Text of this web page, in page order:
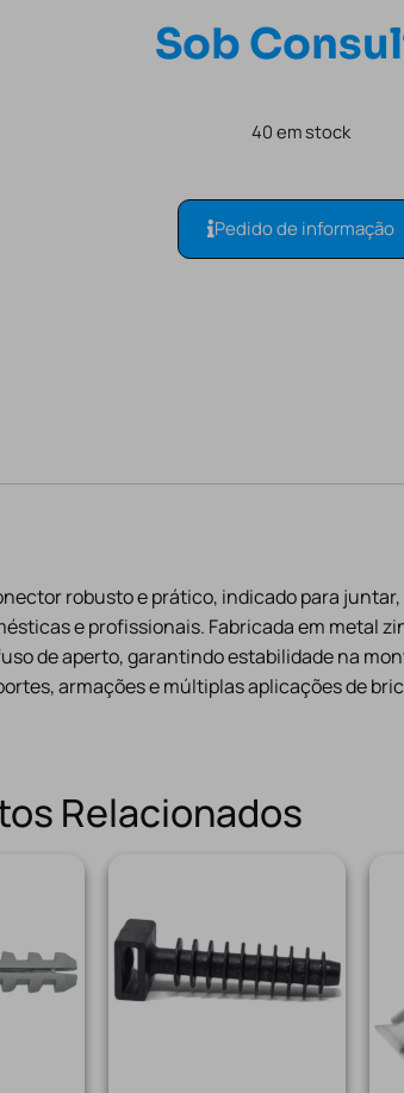
Sob
40 em stock
Pedido de informação
robusto e prático, indicado para
e profissionais. Fabricada em metal
de aperto, garantindo estabilidade na
armações e múltiplas aplicações de
Relacionados